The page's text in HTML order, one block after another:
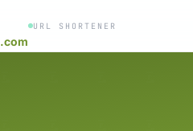
.com
URL SHORTENER